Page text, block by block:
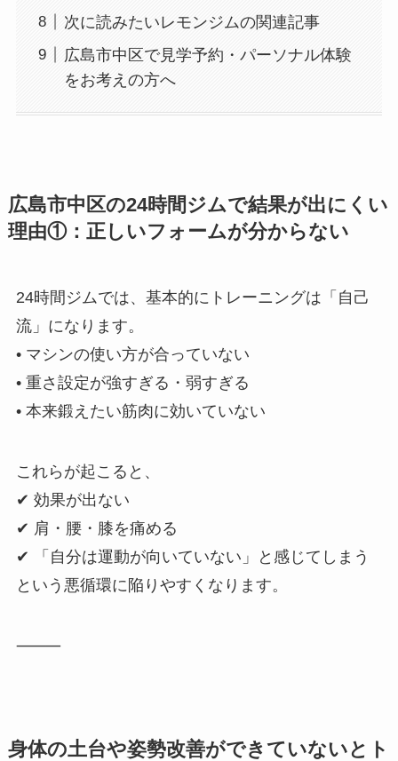
次に読みたいレモンジムの関連記事
広島市中区で見学予約・パーソナル体験
をお考えの方へ
広島市中区の24時間ジムで結果が出にくい
理由①：正しいフォームが分からない
24時間ジムでは、基本的にトレーニングは「自己
流」になります。
• マシンの使い方が合っていない
• 重さ設定が強すぎる・弱すぎる
• 本来鍛えたい筋肉に効いていない
これらが起こると、
✔ 効果が出ない
✔ 肩・腰・膝を痛める
✔ 「自分は運動が向いていない」と感じてしまう
という悪循環に陥りやすくなります。
⸻
身体の土台や姿勢改善ができていないとト